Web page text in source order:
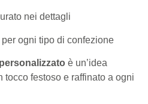
nei dettagli
per ogni tipo di confezione
è un’idea
festoso e raffinato a ogni